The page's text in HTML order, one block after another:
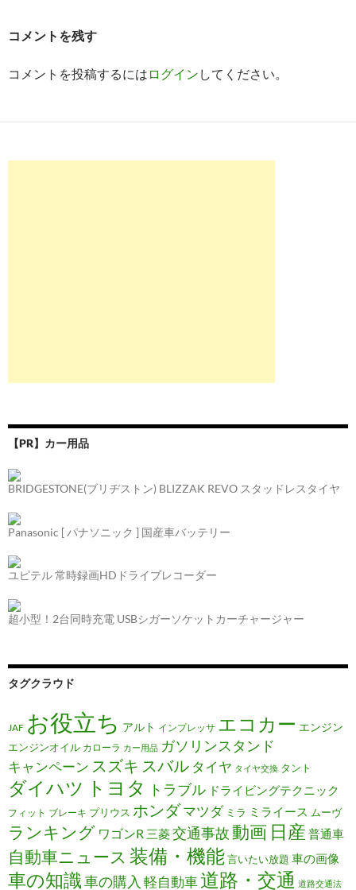
ョ
ン
コメントを残す
コメントを投稿するには ログイン してください。
【PR】カー用品
BRIDGESTONE(ブリヂストン) BLIZZAK REVO スタッドレスタイヤ
Panasonic [ パナソニック ] 国産車バッテリー
ユピテル 常時録画HDドライブレコーダー
超小型！2台同時充電 USBシガーソケットカーチャージャー
タグクラウド
JAF お役立ち アルト インプレッサ エコカー エンジン
エンジンオイル カローラ カー用品 ガソリンスタンド
キャンペーン スズキ スバル タイヤ タイヤ交換 タント
ダイハツ トヨタ トラブル ドライビングテクニック
フィット ブレーキ プリウス ホンダマツダ ミラ ミライース ムーヴ
ランキング ワゴンR 三菱交通事故動画 日産 普通車
自動車ニュース 装備・機能言いたい放題 車の画像
車の知識車の購入 軽自動車道路・交通 道路交通法